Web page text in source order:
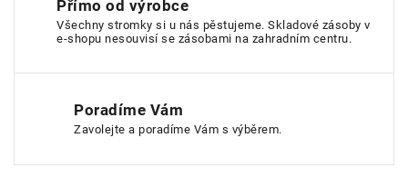
Přímo od výrobce
Všechny stromky si u nás pěstujeme. Skladové zásoby v
e-shopu nesouvisí se zásobami na zahradním centru.
Poradíme Vám
Zavolejte a poradíme Vám s výběrem.